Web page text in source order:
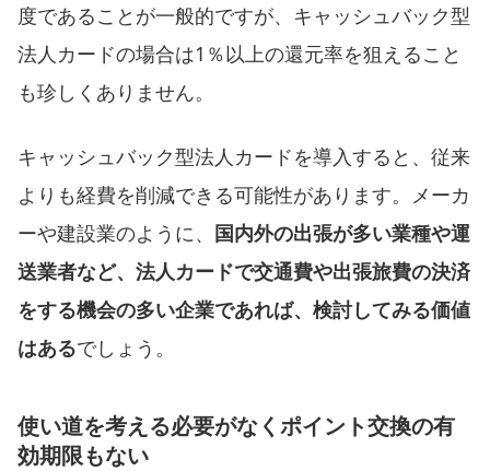
度であることが一般的ですが、キャッシュバック型
法人カードの場合は1％以上の還元率を狙えること
も珍しくありません。
キャッシュバック型法人カードを導入すると、従来
よりも経費を削減できる可能性があります。メーカ
ーや建設業のように、 国内外の出張が多い業種や運
送業者など、法人カードで交通費や出張旅費の決済
をする機会の多い企業であれば、検討してみる価値
はあるでしょう。
使い道を考える必要がなくポイント交換の有
効期限もない